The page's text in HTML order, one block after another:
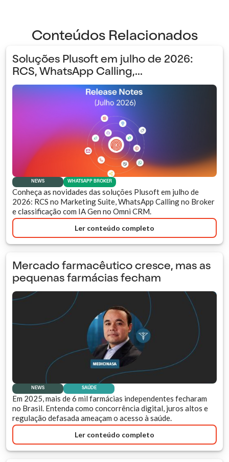
Conteúdos Relacionados
Soluções Plusoft em julho de 2026:
RCS, WhatsApp Calling,...
NEWS WHATSAPP BROKER
Conheça as novidades das soluções Plusoft em julho de
2026: RCS no Marketing Suite, WhatsApp Calling no Broker
e classificação com IA Gen no Omni CRM.
Ler conteúdo completo
Mercado farmacêutico cresce, mas as
pequenas farmácias fecham
NEWS SAÚDE
Em 2025, mais de 6 mil farmácias independentes fecharam
no Brasil. Entenda como concorrência digital, juros altos e
regulação defasada ameaçam o acesso à saúde.
Ler conteúdo completo